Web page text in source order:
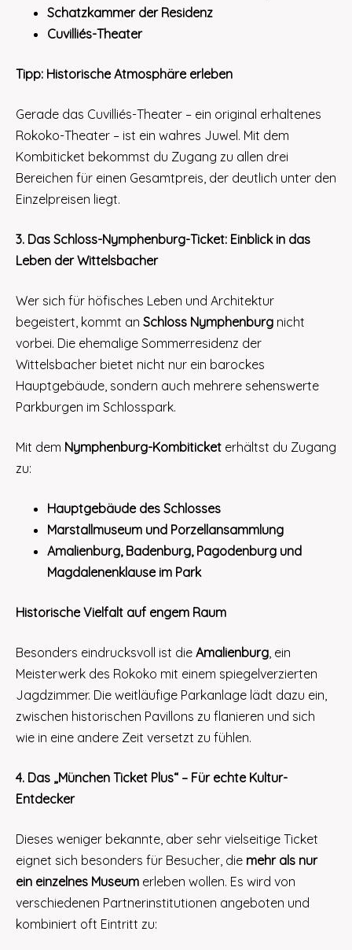
Schatzkammer der Residenz
Cuvilliés-Theater
Tipp: Historische Atmosphäre erleben
Gerade das Cuvilliés-Theater – ein original erhaltenes
Rokoko-Theater – ist ein wahres Juwel. Mit dem
Kombiticket bekommst du Zugang zu allen drei
Bereichen für einen Gesamtpreis, der deutlich unter den
Einzelpreisen liegt.
3. Das Schloss-Nymphenburg-Ticket: Einblick in das
Leben der Wittelsbacher
Wer sich für höfisches Leben und Architektur
begeistert, kommt an Schloss Nymphenburg nicht
vorbei. Die ehemalige Sommerresidenz der
Wittelsbacher bietet nicht nur ein barockes
Hauptgebäude, sondern auch mehrere sehenswerte
Parkburgen im Schlosspark.
Mit dem Nymphenburg-Kombiticket erhältst du Zugang
zu:
Hauptgebäude des Schlosses
Marstallmuseum und Porzellansammlung
Amalienburg, Badenburg, Pagodenburg und
Magdalenenklause im Park
Historische Vielfalt auf engem Raum
Besonders eindrucksvoll ist die Amalienburg , ein
Meisterwerk des Rokoko mit einem spiegelverzierten
Jagdzimmer. Die weitläufige Parkanlage lädt dazu ein,
zwischen historischen Pavillons zu flanieren und sich
wie in eine andere Zeit versetzt zu fühlen.
4. Das „München Ticket Plus“ – Für echte Kultur-
Entdecker
Dieses weniger bekannte, aber sehr vielseitige Ticket
eignet sich besonders für Besucher, die mehr als nur
ein einzelnes Museum erleben wollen. Es wird von
verschiedenen Partnerinstitutionen angeboten und
kombiniert oft Eintritt zu: